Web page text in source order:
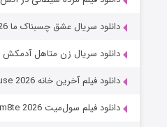
عملیات
قسمت۲ (زیرنویس)
دانلود سریال عشق چسبناک ما Our Sticky Love 2026
دانلود سریال زن متاهل آدمکش A Bona Fide Killer 2026
دانلود فیلم آخرین خانه The Last House 2026
دانلود فیلم سول‌میت Soulm8te 2026